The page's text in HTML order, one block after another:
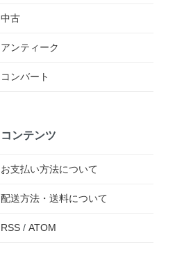
中古
アンティーク
コンバート
コンテンツ
お支払い方法について
配送方法・送料について
RSS / ATOM